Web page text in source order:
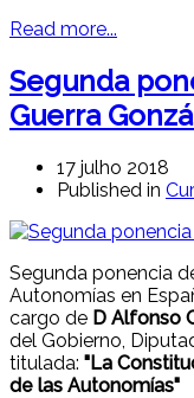
Read more...
Segunda
Guerra
17 julho 2018
Published in
Segunda ponencia
Autonomías en
cargo de D Alfonso
del Gobierno,
titulada: "La
de las Autonomías"